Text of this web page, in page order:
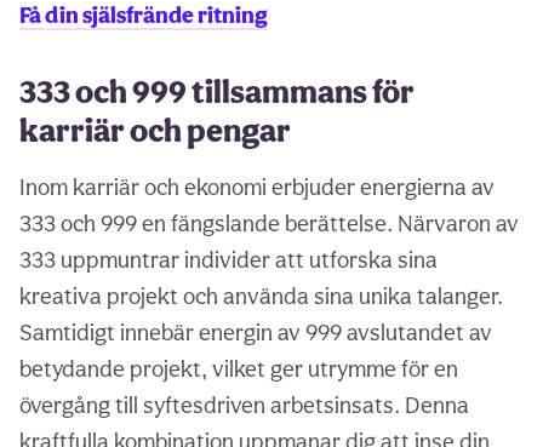
Få din själsfrände ritning
333 och 999 tillsammans för
karriär och pengar
Inom karriär och ekonomi erbjuder energierna av
333 och 999 en fängslande berättelse. Närvaron av
333 uppmuntrar individer att utforska sina
kreativa projekt och använda sina unika talanger.
Samtidigt innebär energin av 999 avslutandet av
betydande projekt, vilket ger utrymme för en
övergång till syftesdriven arbetsinsats. Denna
kraftfulla kombination uppmanar dig att inse din